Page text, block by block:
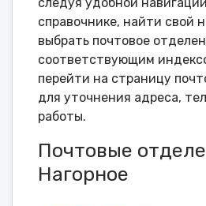
следуя удобной
справочнике, найти свой
выбрать почтовое
соответствующим
перейти на страницу
для уточнения адреса,
работы.
Почтовые
Нагорное